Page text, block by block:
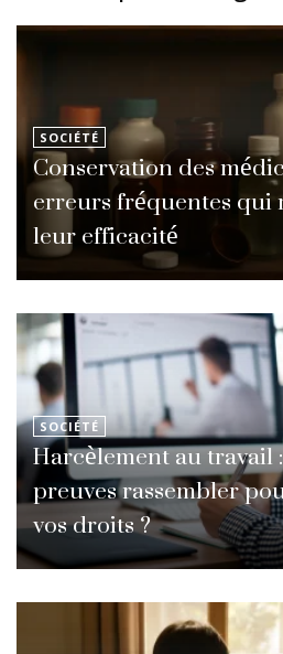
SOCIÉTÉ
Conservation des
erreurs fréquentes
leur efficacité
SOCIÉTÉ
Harcèlement au travail
preuves rassembler
vos droits ?